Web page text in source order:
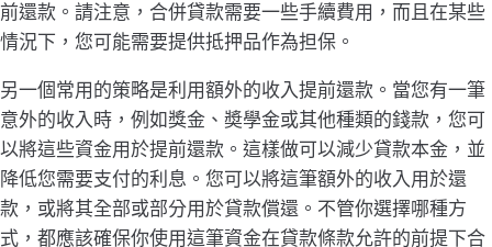
前還款。請注意，合併貸款需要一些手續費用，而且在某些
情況下，您可能需要提供抵押品作為担保。
另一個常用的策略是利用額外的收入提前還款。當您有一筆
意外的收入時，例如獎金、奬學金或其他種類的錢款，您可
以將這些資金用於提前還款。這樣做可以減少貸款本金，並
降低您需要支付的利息。您可以將這筆額外的收入用於還
款，或將其全部或部分用於貸款償還。不管你選擇哪種方
式，都應該確保你使用這筆資金在貸款條款允許的前提下合